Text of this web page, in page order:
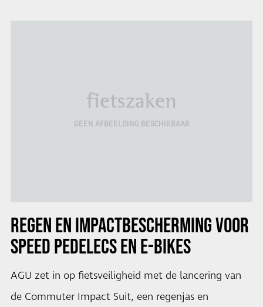
fietszaken
GEEN AFBEELDING BESCHIKBAAR
REGEN EN IMPACTBESCHERMING VOOR
SPEED PEDELECS EN E-BIKES
AGU zet in op fietsveiligheid met de lancering van
de Commuter Impact Suit, een regenjas en